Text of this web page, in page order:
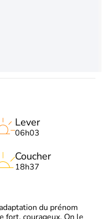
Lever
06h03
Coucher
18h37
du prénom